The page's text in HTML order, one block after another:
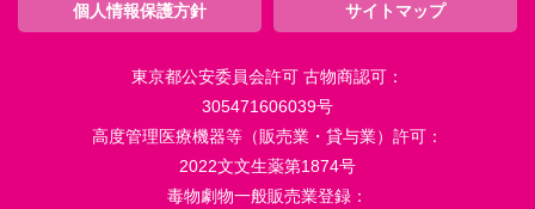
個人情報保護方針 サイトマップ
東京都公安委員会許可 古物商認可：
305471606039号
高度管理医療機器等（販売業・貸与業）許可：
2022文文生薬第1874号
毒物劇物一般販売業登録：